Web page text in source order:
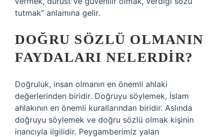
tutmak” anlamına gelir.
DOĞRU SÖZLÜ OLMANIN
FAYDALARI NELERDIR?
Doğruluk, insan olmanın en önemli ahlaki
değerlerinden biridir. Doğruyu söylemek, İslam
ahlakının en önemli kurallarından biridir. Aslında
doğruyu söylemek ve doğru sözlü olmak kişinin
inancıyla ilgilidir. Peygamberimiz yalan